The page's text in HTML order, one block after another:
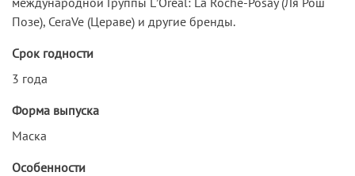
Позе), CeraVe (Цераве) и другие бренды.
Срок годности
3 года
Форма выпуска
Маска
Особенности